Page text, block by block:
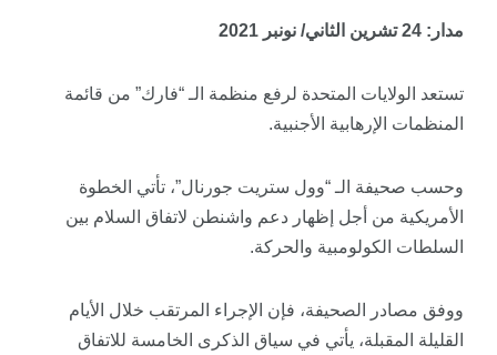
مدار: 24 تشرين الثاني/ نونبر 2021
تستعد الولايات المتحدة لرفع منظمة الـ “فارك” من قائمة
المنظمات الإرهابية الأجنبية.
وحسب صحيفة الـ “وول ستريت جورنال”، تأتي الخطوة
الأمريكية من أجل إظهار دعم واشنطن لاتفاق السلام بين
السلطات الكولومبية والحركة.
ووفق مصادر الصحيفة، فإن الإجراء المرتقب خلال الأيام
القليلة المقبلة، يأتي في سياق الذكرى الخامسة للاتفاق